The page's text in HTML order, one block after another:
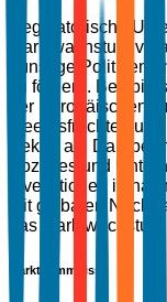
Regulatorische
Marktwachstum
günstige Politiken
zu fördern.
der Europäischen
Meeresfrüchten
Sektor an.
Soziales und
Investitionen in
mit globalen
das
Markthemmnisse